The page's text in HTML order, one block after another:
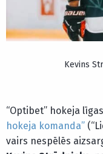
Kevins
“Optibet” hokeja
hokeja komanda”
vairs nespēlēs